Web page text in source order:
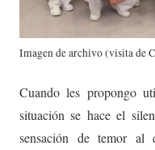
Imagen de archivo (visita de
Cuando les propongo
situación se hace el
sensación de temor al